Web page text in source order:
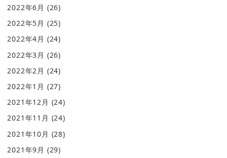
2022年6月 (26)
2022年5月 (25)
2022年4月 (24)
2022年3月 (26)
2022年2月 (24)
2022年1月 (27)
2021年12月 (24)
2021年11月 (24)
2021年10月 (28)
2021年9月 (29)